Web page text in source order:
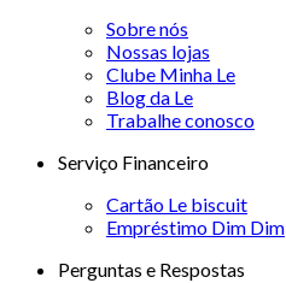
Sobre nós
Nossas lojas
Clube Minha Le
Blog da Le
Trabalhe conosco
Serviço Financeiro
Cartão Le biscuit
Empréstimo Dim Dim
Perguntas e Respostas